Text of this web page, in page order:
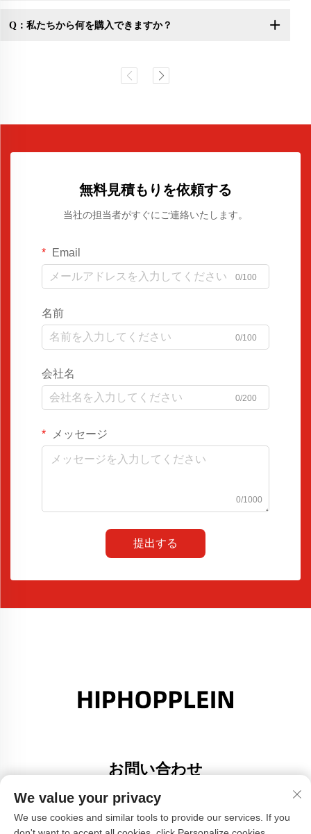
Q：私たちから何を購入できますか？
無料見積もりを依頼する
当社の担当者がすぐにご連絡いたします。
Email
0/100
名前
0/100
会社名
0/200
メッセージ
0/1000
提出する
お問い合わせ
Add: 広東省佛山市大里町金沙港創意園A棟308号室
電話番号：+86-17304049586
We value your privacy
We use cookies and similar tools to provide our services. If you